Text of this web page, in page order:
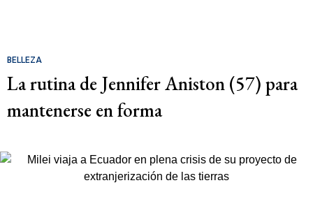
BELLEZA
La rutina de Jennifer Aniston (57) para
mantenerse en forma